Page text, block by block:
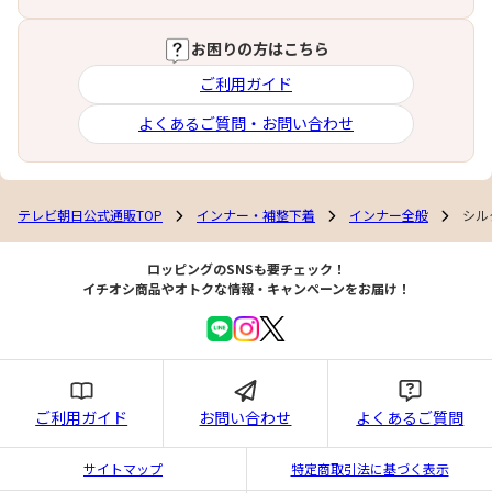
お困りの方はこちら
ご利用ガイド
よくあるご質問・お問い合わせ
テレビ朝日公式通販TOP インナー・補整下着 インナー全般 シ
ロッピングのSNSも要チェック！
イチオシ商品やオトクな情報・キャンペーンをお届け！
ご利用ガイド お問い合わせ よくあるご質問
サイトマップ 特定商取引法に基づく表示